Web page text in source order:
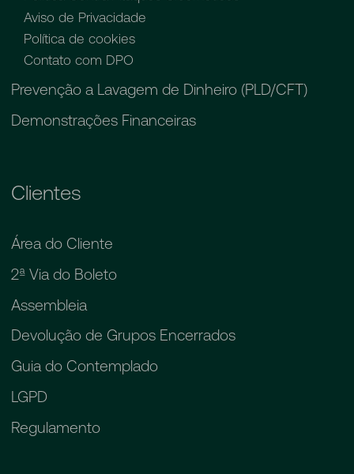
Aviso de Privacidade
Política de cookies
Contato com DPO
Prevenção a Lavagem de Dinheiro (PLD/CFT)
Demonstrações Financeiras
Clientes
Área do Cliente
2ª Via do Boleto
Assembleia
Devolução de Grupos Encerrados
Guia do Contemplado
LGPD
Regulamento